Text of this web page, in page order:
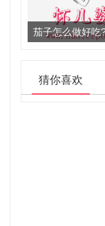
猜你喜欢